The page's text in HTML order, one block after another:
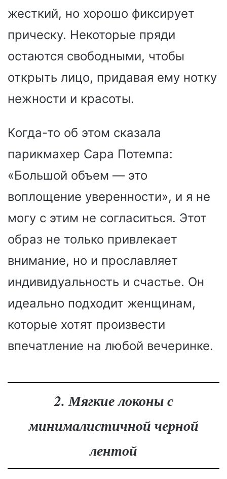
жесткий, но хорошо фиксирует
прическу. Некоторые пряди
остаются свободными, чтобы
открыть лицо, придавая ему нотку
нежности и красоты.
Когда-то об этом сказала
парикмахер Сара Потемпа:
«Большой объем — это
воплощение уверенности», и я не
могу с этим не согласиться. Этот
образ не только привлекает
внимание, но и прославляет
индивидуальность и счастье. Он
идеально подходит женщинам,
которые хотят произвести
впечатление на любой вечеринке.
2. Мягкие локоны с
минималистичной черной
лентой